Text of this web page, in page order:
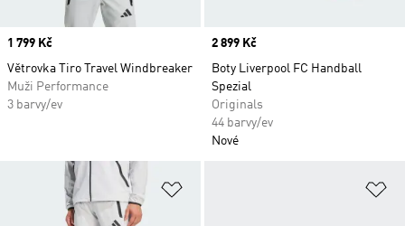
Price
1 799 Kč
Větrovka Tiro Travel Windbreaker
Muži Performance
3 barvy/ev
Price
2 899 Kč
Boty Liverpool FC Handball
Spezial
Originals
44 barvy/ev
Nové